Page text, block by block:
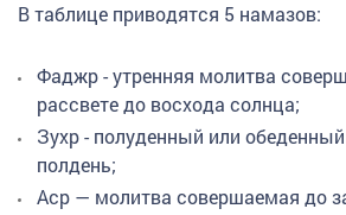
В таблице приводятся 5 намазов:
Фаджр - утренняя молитва
рассвете до восхода солнца;
Зухр - полуденный или
полдень;
Аср — молитва совершаемая до